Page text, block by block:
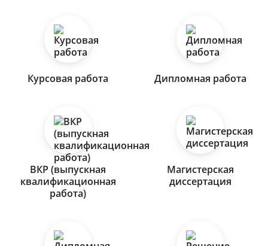
Курсовая работа Дипломная работа
ВКР (выпускная
квалификационная
работа)
Магистерская
диссертация